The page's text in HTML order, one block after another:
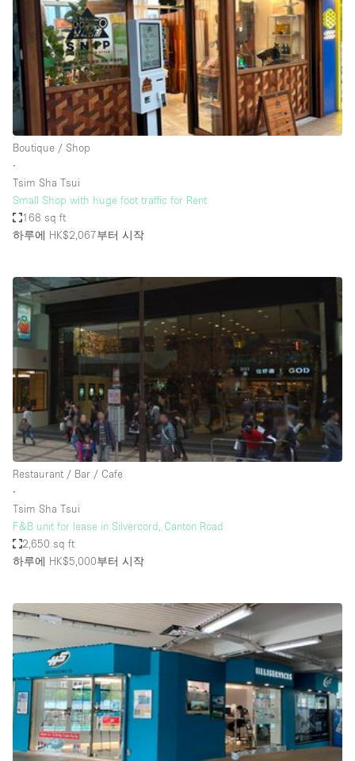
Animals Friendly
Bar
Bathroom
Car Display
Concierge
Counters
Daylight
Electricity
Elevator
Furniture
Garment Rack
Handicap Accessible
Haussmann Style
Heating
Industrial
Internet
Kitchen
Large Door Entrance
Liquor Licence
Living Space
Multiple Rooms
Office Equipment
Private Parking
Raw
Boutique / Shop
∙
Tsim Sha Tsui
Small Shop with huge foot traffic for Rent
168 sq ft
하루에 HK$2,067부터 시작
Restaurant / Bar / Cafe
∙
Tsim Sha Tsui
F&B unit for lease in Silvercord, Canton Road
2,650 sq ft
하루에 HK$5,000부터 시작